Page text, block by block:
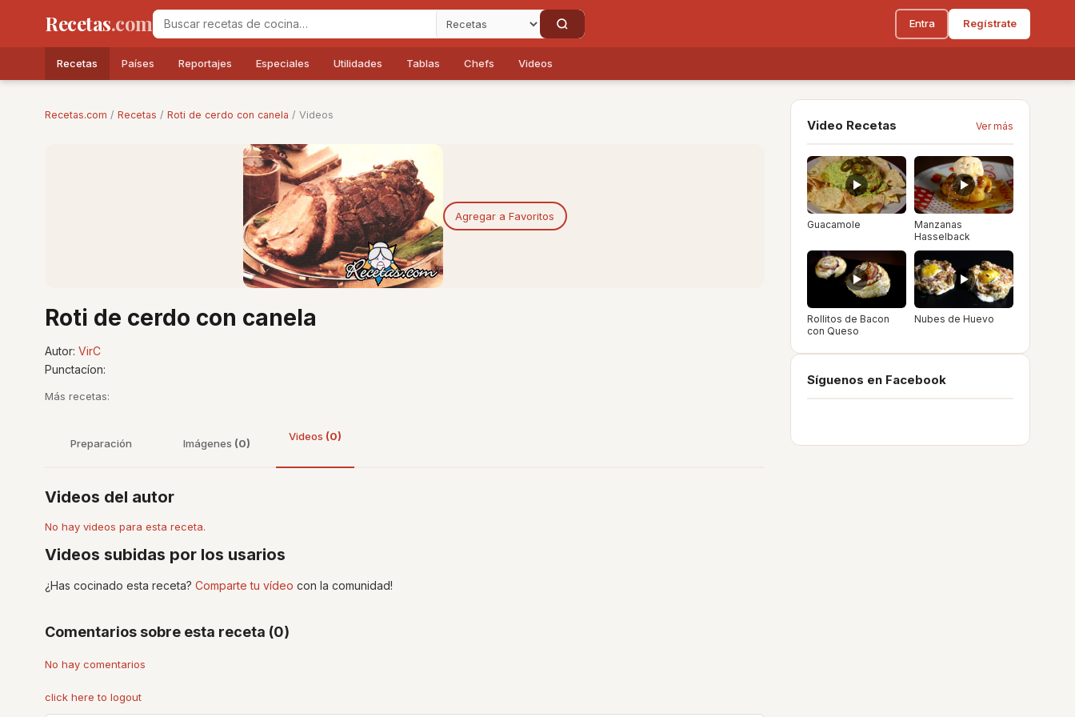
Recetas.com Entra Regístrate
Recetas Países Reportajes Especiales Utilidades Tablas Chefs Videos
Recetas.com / Recetas / Roti de cerdo con canela / Videos
Agregar a Favoritos
Roti de cerdo con canela
Autor: VirC
Punctacíon:
Más recetas:
Preparación Imágenes (0)
Videos (0)
Videos del autor
No hay videos para esta receta.
Videos subidas por los usarios
¿Has cocinado esta receta? Comparte tu vídeo con la comunidad!
Comentarios sobre esta receta (0)
No hay comentarios
click here to logout
Video Recetas Ver más
Guacamole
Manzanas
Hasselback
Rollitos de Bacon
con Queso
Nubes de Huevo
Síguenos en Facebook